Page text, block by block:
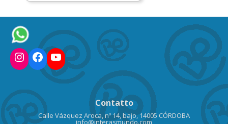
Instagram
Facebook
YouTube
Contatto
Calle Vázquez Aroca, nº 14, bajo, 14005 CÓRDOBA
info@interasmundo.com